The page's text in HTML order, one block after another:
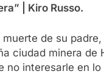
| Kiro Russo.
muerte de su
ciudad minera
no interesarle en